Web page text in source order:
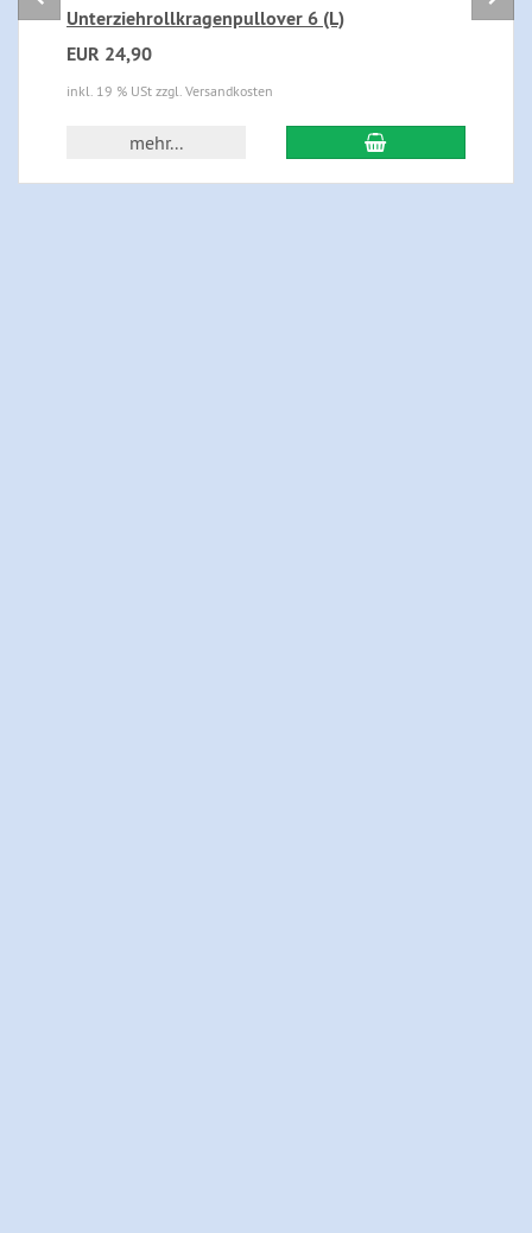
Unterziehrollkragenpullover 6 (L)
EUR 24,90
inkl. 19 % USt zzgl. Versandkosten
mehr... In den Warenkorb